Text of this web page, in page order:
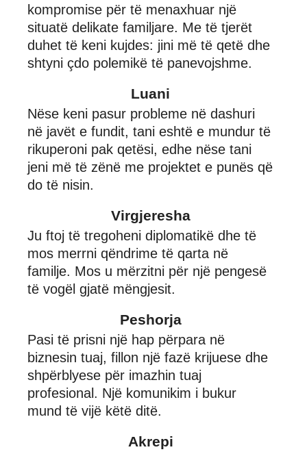
kompromise për të menaxhuar një
situatë delikate familjare. Me të tjerët
duhet të keni kujdes: jini më të qetë dhe
shtyni çdo polemikë të panevojshme.
Luani
Nëse keni pasur probleme në dashuri
në javët e fundit, tani eshtë e mundur të
rikuperoni pak qetësi, edhe nëse tani
jeni më të zënë me projektet e punës që
do të nisin.
Virgjeresha
Ju ftoj të tregoheni diplomatikë dhe të
mos merrni qëndrime të qarta në
familje. Mos u mërzitni për një pengesë
të vogël gjatë mëngjesit.
Peshorja
Pasi të prisni një hap përpara në
biznesin tuaj, fillon një fazë krijuese dhe
shpërblyese për imazhin tuaj
profesional. Një komunikim i bukur
mund të vijë këtë ditë.
Akrepi